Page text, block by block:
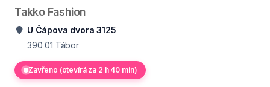
Takko Fashion
U Čápova dvora 3125
390 01 Tábor
Zavřeno (otevírá za 2 h 40 min)